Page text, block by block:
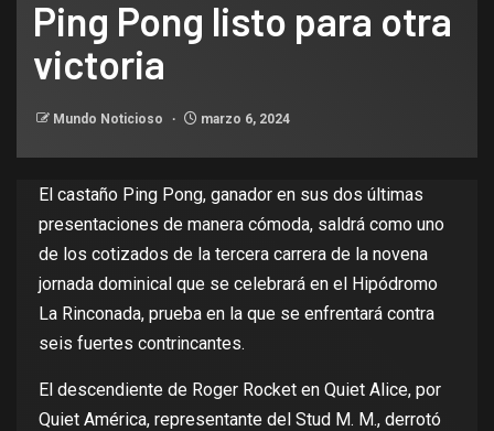
Ping Pong listo para otra
victoria
Mundo Noticioso marzo 6, 2024
El castaño Ping Pong, ganador en sus dos últimas
presentaciones de manera cómoda, saldrá como uno
de los cotizados de la tercera carrera de la novena
jornada dominical que se celebrará en el Hipódromo
La Rinconada, prueba en la que se enfrentará contra
seis fuertes contrincantes.
El descendiente de Roger Rocket en Quiet Alice, por
Quiet América, representante del Stud M. M., derrotó